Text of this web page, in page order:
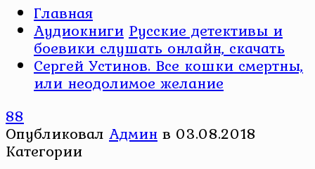
Главная
Аудиокниги Русские детективы и
боевики слушать онлайн, скачать
Сергей Устинов. Все кошки смертны,
или неодолимое желание
88
Опубликовал Админ в 03.08.2018
Категории